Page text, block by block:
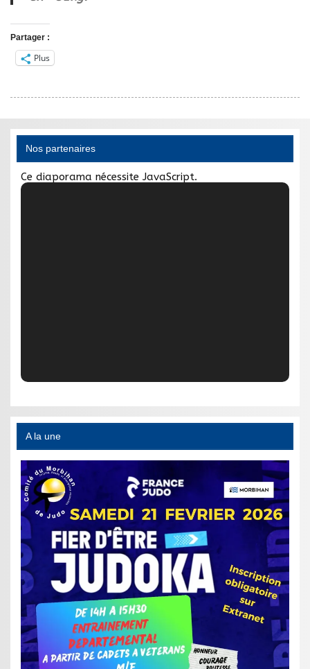
Partager :
Plus
Nos partenaires
Ce diaporama nécessite JavaScript.
A la une